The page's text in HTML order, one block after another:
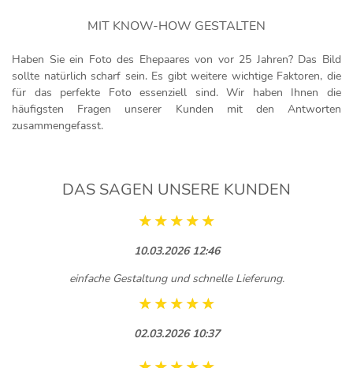
MIT KNOW-HOW GESTALTEN
Haben Sie ein Foto des Ehepaares von vor 25 Jahren? Das Bild
sollte natürlich scharf sein. Es gibt weitere wichtige Faktoren, die
für das perfekte Foto essenziell sind. Wir haben Ihnen die
häufigsten Fragen unserer Kunden mit den Antworten
zusammengefasst.
DAS SAGEN UNSERE KUNDEN
10.03.2026 12:46
einfache Gestaltung und schnelle Lieferung.
02.03.2026 10:37